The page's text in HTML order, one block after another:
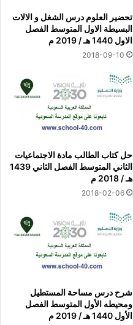
تحضير العلوم درس الشغل و الالات
البسيطة الاول المتوسط الفصل
الاول 1440 هـ / 2019 م
2018-09-10
حل كتاب الطالب مادة الاجتماعيات
الثاني المتوسط الفصل الثاني 1439
هـ / 2018 م
2018-02-06
شرح درس مساحة المستطيل
ومحيطه الأول المتوسط الفصل
الأول 1440 هـ / 2019 م